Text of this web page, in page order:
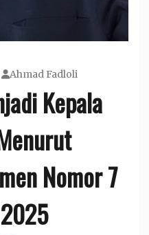
Ahmad Fadloli
Kepala
Nomor 7